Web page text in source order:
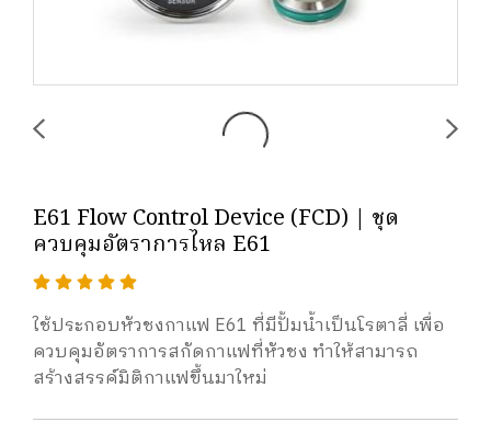
E61 Flow Control Device (FCD) | ชุด
ควบคุมอัตราการไหล E61
ใช้ประกอบหัวชงกาแฟ E61 ที่มีปั้มน้ำเป็นโรตาลี่ เพื่อ
ควบคุมอัตราการสกัดกาแฟที่หัวชง ทำให้สามารถ
สร้างสรรค์มิติกาแฟขึ้นมาใหม่